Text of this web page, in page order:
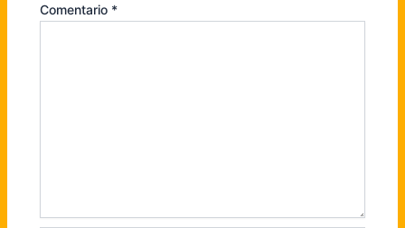
Comentario *